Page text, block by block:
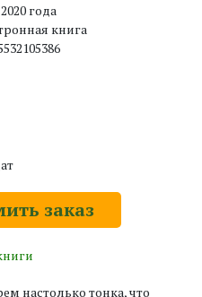
года
книга
заказ
настолько тонка, что